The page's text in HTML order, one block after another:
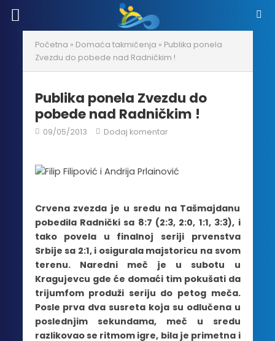
Početna » Domaća takmičenja » Publika ponela
Zvezdu do pobede nad Radničkim !
Publika ponela Zvezdu do
pobede nad Radničkim !
09/05/2013 Dodaj komentar
Crvena zvezda je u sredu na Tašmajdanu
pobedila Radnički sa 8:7 (2:3, 2:0, 1:1, 3:3), i
tako povela u finalnoj seriji prvenstva
Srbije sa 2:1, i osigurala majstoricu na svom
terenu. Naredni meč je u subotu u
Kragujevcu gde će domaći tim pokušati da
trijumfom produži seriju do petog meča.
Posle prva dva susreta koja su odlučena u
poslednjim sekundama, meč u sredu
razlikovao se ritmom igre, bila je primetna i